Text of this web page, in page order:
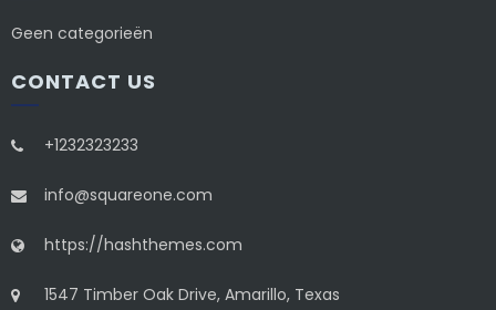
Geen categorieën
CONTACT US
+1232323233
info@squareone.com
https://hashthemes.com
1547 Timber Oak Drive, Amarillo, Texas